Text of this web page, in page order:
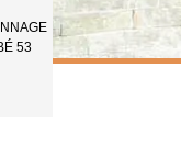
53